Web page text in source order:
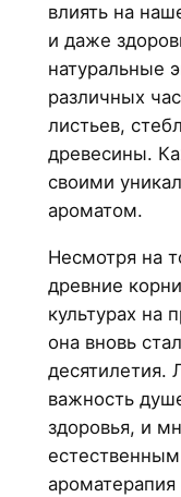
влиять на
и даже
натуральные
различных
листьев,
древесины.
своими
ароматом.
Несмотря на
древние
культурах на
она вновь
десятилетия.
важность
здоровья, и